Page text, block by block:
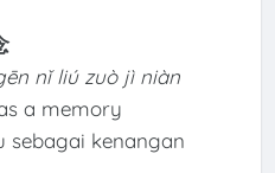
nǐ liú zuò jì niàn
a memory
sebagai kenangan